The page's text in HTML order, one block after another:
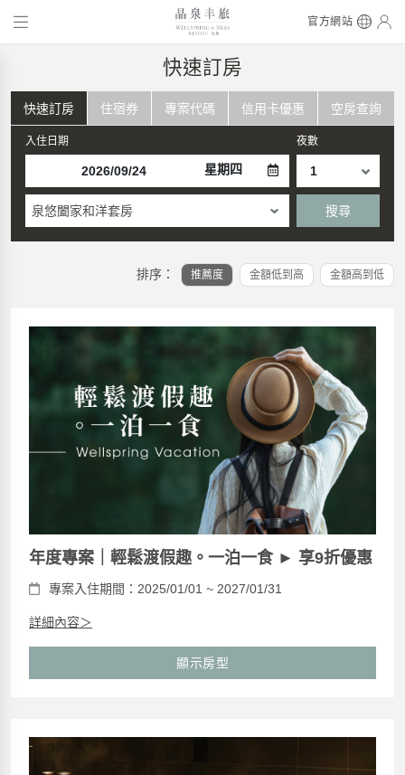
官方網站
快速訂房
快速訂房 住宿券 專案代碼 信用卡優惠 空房查詢
入住日期
星期四
夜數
泉悠闔家和洋套房 搜尋
排序： 推薦度 金額低到高 金額高到低
年度專案｜輕鬆渡假趣。一泊一食 ► 享9折優惠
專案入住期間：2025/01/01 ~ 2027/01/31
詳細內容＞
顯示房型